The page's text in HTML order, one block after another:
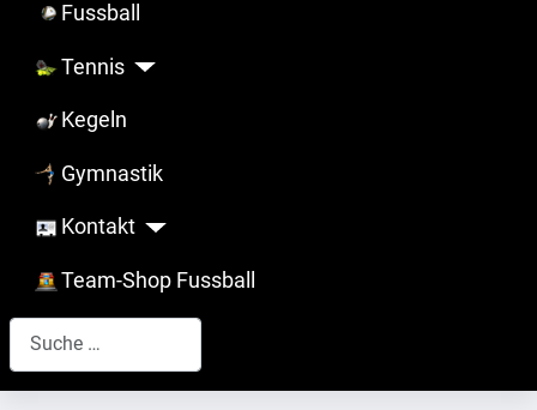
Fussball
Tennis
Kegeln
Gymnastik
Kontakt
Team-Shop Fussball
Suchen